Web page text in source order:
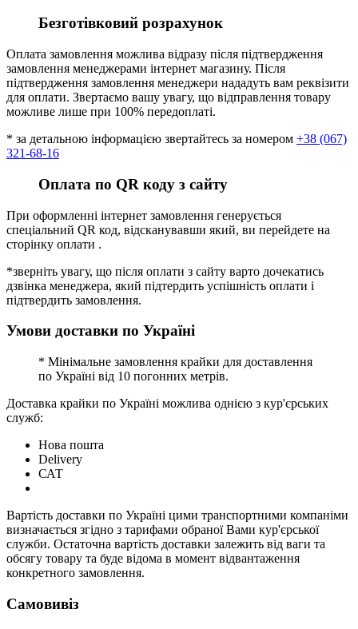
Безготівковий розрахунок
Оплата замовлення можлива відразу після підтвердження
замовлення менеджерами інтернет магазину. Після
підтвердження замовлення менеджери нададуть вам реквізити
для оплати. Звертаємо вашу увагу, що відправлення товару
можливе лише при 100% передоплаті.
* за детальною інформацією звертайтесь за номером +38 (067)
321-68-16
Оплата по QR коду з сайту
При оформленні інтернет замовлення генерується
спеціальний QR код, відсканувавши який, ви перейдете на
сторінку оплати .
*зверніть увагу, що після оплати з сайту варто дочекатись
дзвінка менеджера, який підтердить успішність оплати і
підтвердить замовлення.
Умови доставки по Україні
* Мінімальне замовлення крайки для доставлення
по Україні від 10 погонних метрів.
Доставка крайки по Україні можлива однією з кур'єрських
служб:
Нова пошта
Delivery
САТ
Вартість доставки по Україні цими транспортними компаніми
визначається згідно з тарифами обраної Вами кур'єрської
служби. Остаточна вартість доставки залежить від ваги та
обсягу товару та буде відома в момент відвантаження
конкретного замовлення.
Самовивіз